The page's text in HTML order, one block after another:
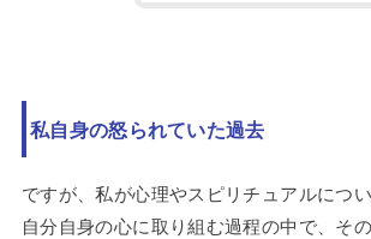
私自身の怒られていた過去
ですが、私が心理やスピリチュアルにつ
自分自身の心に取り組む過程の中で、そ